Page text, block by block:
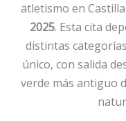
atletismo en
2025. Esta cita
distintas
único, con salida
verde más antiguo